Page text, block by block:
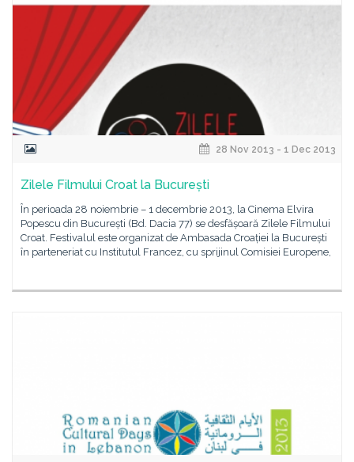
28 Nov 2013 - 1 Dec 2013
Zilele Filmului Croat la București
În perioada 28 noiembrie – 1 decembrie 2013, la Cinema Elvira
Popescu din București (Bd. Dacia 77) se desfășoară Zilele Filmului
Croat. Festivalul este organizat de Ambasada Croației la București
în parteneriat cu Institutul Francez, cu sprijinul Comisiei Europene,